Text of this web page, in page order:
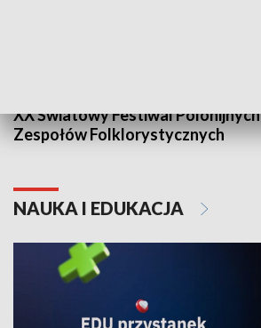
XX Światowy Festiwal Polonijnych
Zespołów Folklorystycznych
NAUKA I EDUKACJA